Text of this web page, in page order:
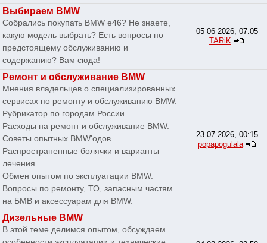
Выбираем BMW
Собрались покупать BMW e46? Не знаете,
какую модель выбрать? Есть вопросы по
предстоящему обслуживанию и
содержанию? Вам сюда!
05 06 2026, 07:05
TARiK
Ремонт и обслуживание BMW
Мнения владельцев о специализированных
сервисах по ремонту и обслуживанию BMW.
Рубрикатор по городам России.
Расходы на ремонт и обслуживание BMW.
Советы опытных BMW'одов.
Распространенные болячки и варианты
лечения.
Обмен опытом по эксплуатации BMW.
Вопросы по ремонту, ТО, запасным частям
на БМВ и аксессуарам для BMW.
23 07 2026, 00:15
popapogulala
Дизельные BMW
В этой теме делимся опытом, обсуждаем